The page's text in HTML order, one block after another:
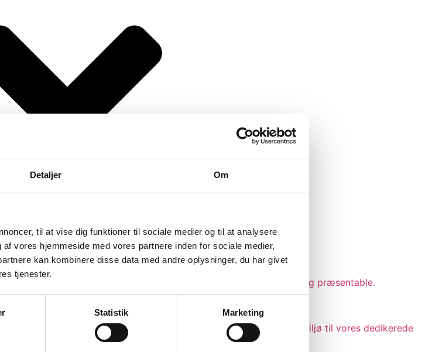
Detaljer Om
til at vise dig funktioner til sociale medier og til at analysere
vores hjemmeside med vores partnere inden for sociale medier,
kan kombinere disse data med andre oplysninger, du har givet
tjenester.
Statistik Marketing
Open Virksomheden
og serviceydelser, som sikrer, at dine arealer altid fremstår flotte og præsentable.
ESG, arbejder vi for en grønnere fremtid – og for et trygt arbejdsmiljø til vores dedikerede